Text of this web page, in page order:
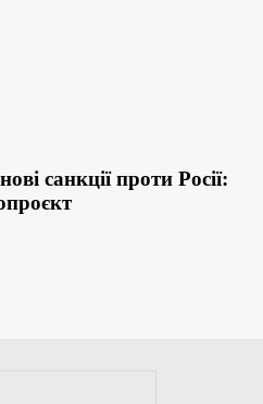
санкції проти Росії: